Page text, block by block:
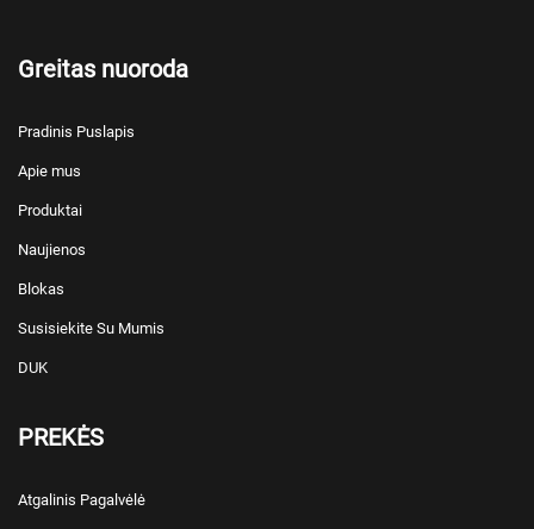
Greitas nuoroda
Pradinis Puslapis
Apie mus
Produktai
Naujienos
Blokas
Susisiekite Su Mumis
DUK
PREKĖS
Atgalinis Pagalvėlė